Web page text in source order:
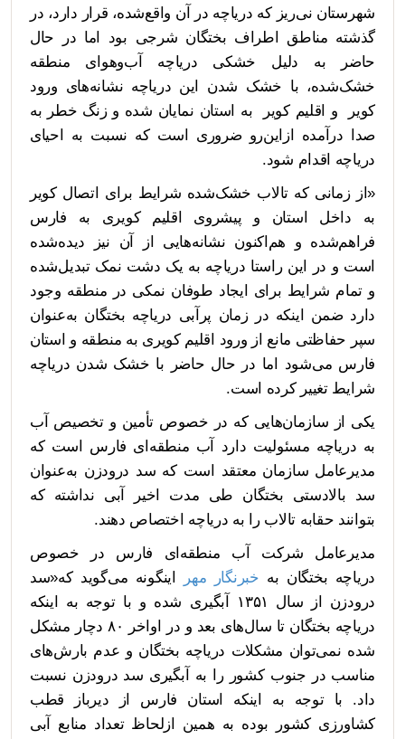
شهرستان نی‌ریز که دریاچه در آن واقع‌شده، قرار دارد، در
گذشته مناطق اطراف بختگان شرجی بود اما در حال
حاضر به دلیل خشکی دریاچه آب‌وهوای منطقه
خشک‌شده، با خشک شدن این دریاچه نشانه‌های ورود
کویر و اقلیم کویر به استان نمایان شده و زنگ خطر به
صدا درآمده ازاین‌رو ضروری است که نسبت به احیای
دریاچه اقدام شود.
«از زمانی که تالاب خشک‌شده شرایط برای اتصال کویر
به داخل استان و پیشروی اقلیم کویری به فارس
فراهم‌شده و هم‌اکنون نشانه‌هایی از آن نیز دیده‌شده
است و در این راستا دریاچه به یک دشت نمک تبدیل‌شده
و تمام شرایط برای ایجاد طوفان نمکی در منطقه وجود
دارد ضمن اینکه در زمان پرآبی دریاچه بختگان به‌عنوان
سپر حفاظتی مانع از ورود اقلیم کویری به منطقه و استان
فارس می‌شود اما در حال حاضر با خشک شدن دریاچه
شرایط تغییر کرده است.
یکی از سازمان‌هایی که در خصوص تأمین و تخصیص آب
به دریاچه مسئولیت دارد آب منطقه‌ای فارس است که
مدیرعامل سازمان معتقد است که سد درودزن به‌عنوان
سد بالادستی بختگان طی مدت اخیر آبی نداشته که
بتوانند حقابه تالاب را به دریاچه اختصاص دهند.
مدیرعامل شرکت آب منطقه‌ای فارس در خصوص
دریاچه بختگان به خبرنگار مهر
اینگونه می‌گوید که«سد
درودزن از سال ۱۳۵۱ آبگیری شده و با توجه به اینکه
دریاچه بختگان تا سال‌های بعد و در اواخر ۸۰ دچار مشکل
شده نمی‌توان مشکلات دریاچه بختگان و عدم بارش‌های
مناسب در جنوب کشور را به آبگیری سد درودزن نسبت
داد. با توجه به اینکه استان فارس از دیرباز قطب
کشاورزی کشور بوده به همین ازلحاظ تعداد منابع آبی